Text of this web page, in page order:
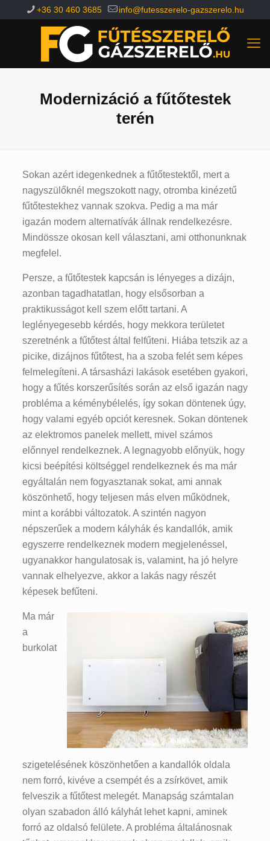
+36 30 460 3685 info@futesszerelo-gazszerelo.hu
Modernizáció a fűtőtestek
terén
Sokan azért idegenkednek a fűtőtestektől, mert a
nagyszülőknél megszokott nagy, otromba kinézetű
fűtőtestekhez vannak szokva. Pedig a ma már
igazán modern alternatívák állnak rendelkezésre.
Mindössze okosan kell választani, ami otthonunknak
megfelel.
Persze, a fűtőtestek kapcsán is lényeges a dizájn,
azonban tagadhatatlan, hogy elsősorban a
praktikusságot kell szem előtt tartani. A
leglényegesebb kérdés, hogy mekkora területet
szeretnénk a fűtőtest által felfűteni. Hiába tetszik az a
picike, dizájnos fűtőtest, ha a szoba felét sem képes
felmelegíteni. A társasházi lakások esetében gyakori,
hogy a fűtés korszerűsítés során az első igazán nagy
probléma a kéménybélelés, így sokan döntenek úgy,
hogy valami egyéb opciót keresnek. Sokan döntenek
az elektromos panelek mellett, mivel számos
előnnyel rendelkeznek. A legnagyobb előnyük, hogy
kicsi beépítési költséggel rendelkeznek és ma már
egyáltalán nem fogyasztanak sokat, ami annak
köszönhető, hogy teljesen más elven működnek,
mint a korábbi változatok. A szintén nagyon
népszerűek a modern kályhák és kandallók, amik
egyszerre rendelkeznek modern megjelenéssel,
ugyanakkor hangulatosak is, valamint, ha jó helyre
vannak elhelyezve, akkor a lakás nagy részét
képesek befűteni.
Ma már
a
burkolat
szigetelésének köszönhetően a kandallók oldala
nem forró, kivéve a csempét és a zsírkövet, amik
felveszik a fűtőtest melegét. Manapság számtalan
olyan szabadon álló kályhát lehet kapni, aminek
forró az oldalsó felülete. A probléma általánosnak